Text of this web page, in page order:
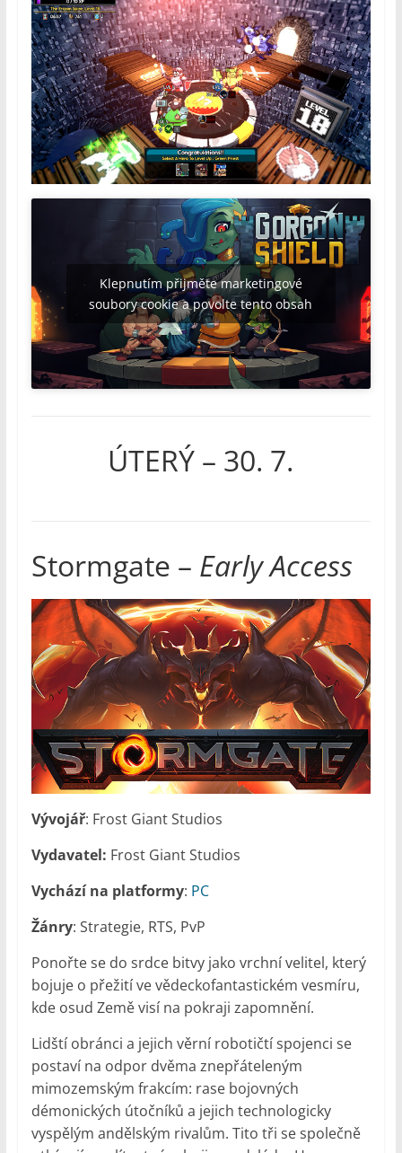
Klepnutím přijměte marketingové
soubory cookie a povolte tento obsah
ÚTERÝ – 30. 7.
Stormgate – Early Access
Vývojář: Frost Giant Studios
Vydavatel: Frost Giant Studios
Vychází na platformy: PC
Žánry: Strategie, RTS, PvP
Ponořte se do srdce bitvy jako vrchní velitel, který
bojuje o přežití ve vědeckofantastickém vesmíru,
kde osud Země visí na pokraji zapomnění.
Lidští obránci a jejich věrní robotičtí spojenci se
postaví na odpor dvěma znepřáteleným
mimozemským frakcím: rase bojovných
démonických útočníků a jejich technologicky
vyspělým andělským rivalům. Tito tři se společně